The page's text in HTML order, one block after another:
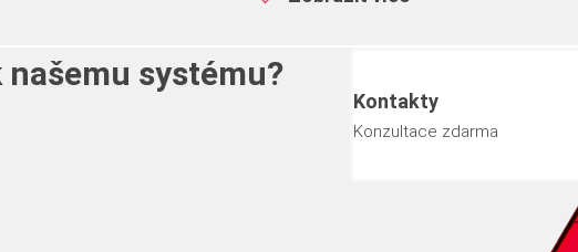
systému?
Kontakty
Konzultace zdarma